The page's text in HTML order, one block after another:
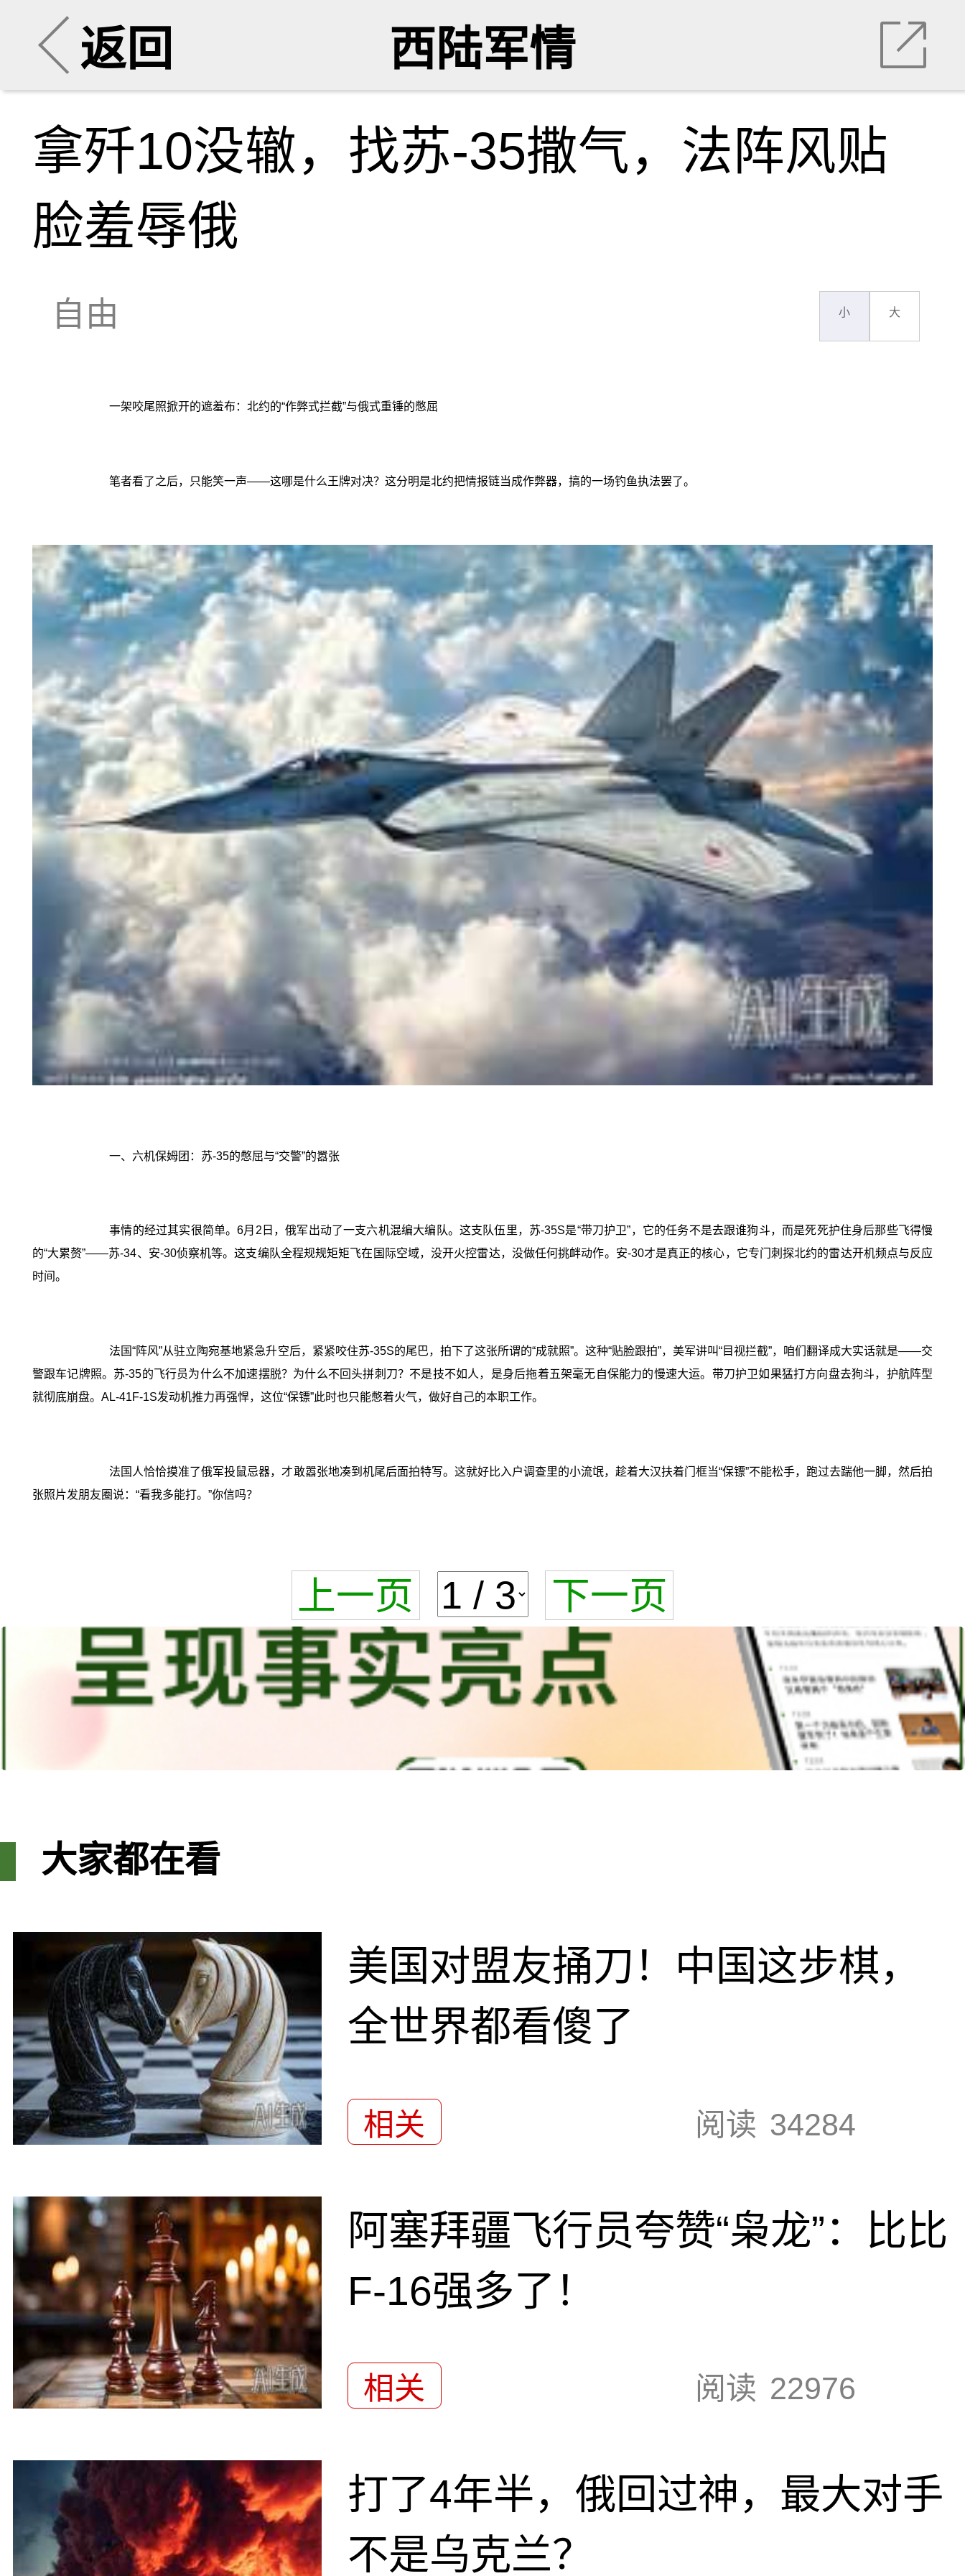
返回 西陆军情
拿歼10没辙，找苏-35撒气，法阵风贴
脸羞辱俄
自由 小 大
一架咬尾照掀开的遮羞布：北约的“作弊式拦截”与俄式重锤的憋屈
笔者看了之后，只能笑一声——这哪是什么王牌对决？这分明是北约把情报链当成作弊器，搞的一场钓鱼执法罢了。
一、六机保姆团：苏-35的憋屈与“交警”的嚣张
事情的经过其实很简单。6月2日，俄军出动了一支六机混编大编队。这支队伍里，苏-35S是“带刀护卫”，它的任务不是去跟谁狗斗，而是死死护住身后那些飞得慢
的“大累赘”——苏-34、安-30侦察机等。这支编队全程规规矩矩飞在国际空域，没开火控雷达，没做任何挑衅动作。安-30才是真正的核心，它专门刺探北约的雷达开机频点与反应
时间。
法国“阵风”从驻立陶宛基地紧急升空后，紧紧咬住苏-35S的尾巴，拍下了这张所谓的“成就照”。这种“贴脸跟拍”，美军讲叫“目视拦截”，咱们翻译成大实话就是——交
警跟车记牌照。苏-35的飞行员为什么不加速摆脱？为什么不回头拼刺刀？不是技不如人，是身后拖着五架毫无自保能力的慢速大运。带刀护卫如果猛打方向盘去狗斗，护航阵型
就彻底崩盘。AL-41F-1S发动机推力再强悍，这位“保镖”此时也只能憋着火气，做好自己的本职工作。
法国人恰恰摸准了俄军投鼠忌器，才敢嚣张地凑到机尾后面拍特写。这就好比入户调查里的小流氓，趁着大汉扶着门框当“保镖”不能松手，跑过去踹他一脚，然后拍
张照片发朋友圈说：“看我多能打。”你信吗？
上一页 下一页
大家都在看
美国对盟友捅刀！中国这步棋，
全世界都看傻了
相关 阅读 34284
阿塞拜疆飞行员夸赞“枭龙”：比比
F-16强多了！
相关 阅读 22976
打了4年半，俄回过神，最大对手
不是乌克兰？